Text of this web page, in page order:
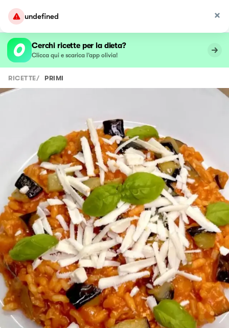
undefined
Cerchi ricette per la dieta?
Clicca qui e scarica l’app olivia!
RICETTE/ PRIMI